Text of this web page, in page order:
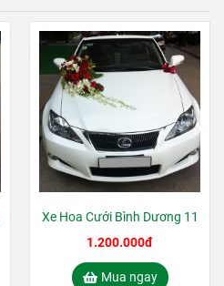
Xe Hoa Cưới Bình Dương 11
1.200.000đ
Mua ngay